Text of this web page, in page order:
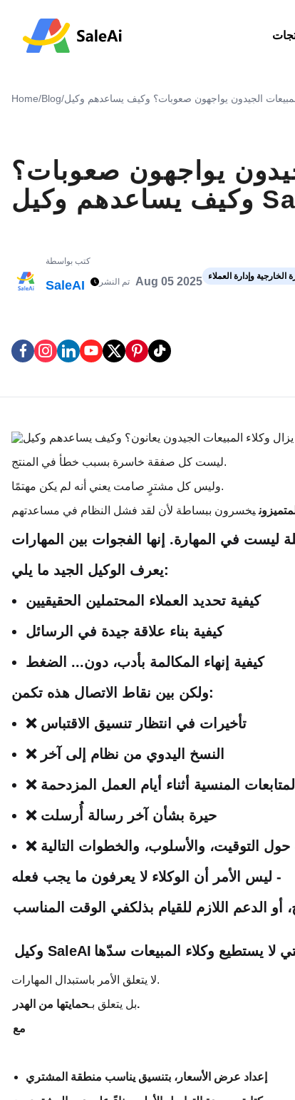
Home/Blog/
يواجهون صعوبات؟
كتب بواسطة
SaleAI تم النشر Aug 05 2025 الخارجية وإدارة العملاء
ليست كل صفقة خاسرة بسبب خطأ في المنتج.
وليس كل مشترٍ صامت يعني أنه لم يكن مهتمًا.
يعرف الوكيل الجيد ما يلي:
كيفية تحديد العملاء المحتملين الحقيقيين
كيفية بناء علاقة جيدة في الرسائل
كيفية إنهاء المكالمة بأدب، دون... الضغط
ولكن بين نقاط الاتصال هذه تكمن:
❌ تأخيرات في انتظار تنسيق الاقتباس
❌ النسخ اليدوي من نظام إلى آخر
❌ المتابعات المنسية أثناء أيام العمل المزدحمة
❌ حيرة بشأن آخر رسالة أُرسلت
حول التوقيت، والأسلوب، والخطوات التالية
ليس الأمر أن الوكلاء لا يعرفون ما يجب فعله -
الدعم اللازم للقيام بذلك
وكيل SaleAI
لا يتعلق الأمر باستبدال المهارات.
بل يتعلق بـحمايتها من الهدر.
مع
إعداد عرض الأسعار، بتنسيق يناسب منطقة المشتري